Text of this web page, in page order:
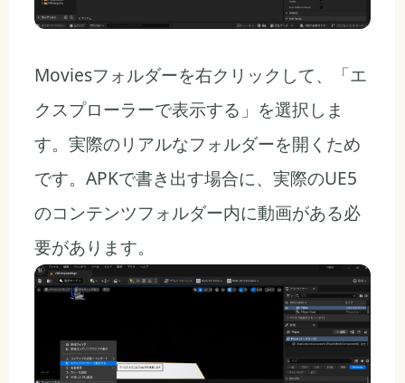
Moviesフォルダーを右クリックして、「エ
クスプローラーで表示する」を選択しま
す。実際のリアルなフォルダーを開くため
です。APKで書き出す場合に、実際のUE5
のコンテンツフォルダー内に動画がある必
要があります。